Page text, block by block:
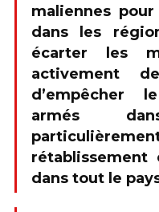
maliennes
dans les
écarter les
activement
d’empêcher
armés
rétablissement
dans tout le